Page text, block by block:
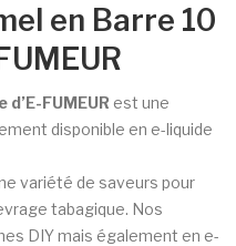
en Barre 10
FUMEUR est une
disponible en e-liquide
variété de saveurs pour
tabagique. Nos
DIY mais également en e-